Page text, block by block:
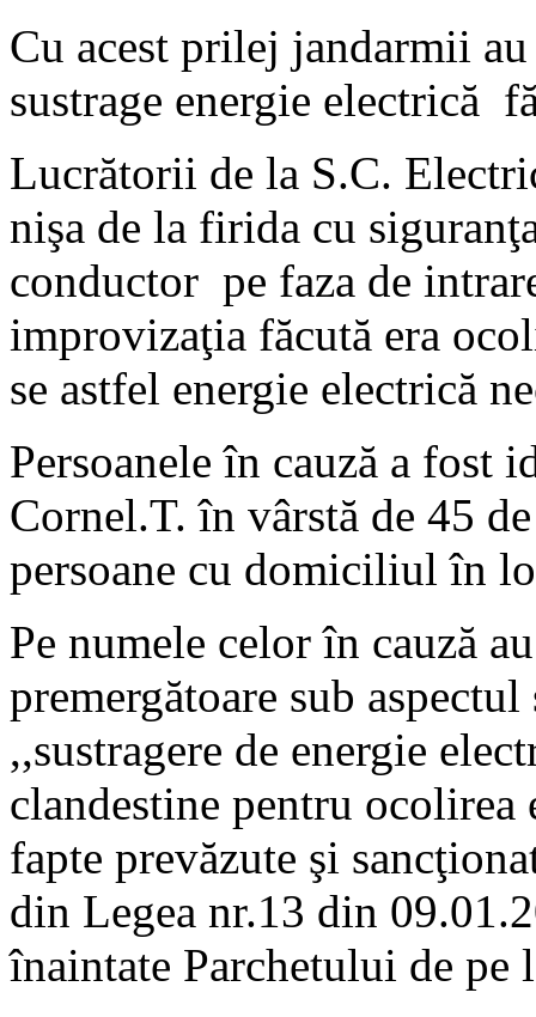
Cu acest prilej jandarmii
sustrage energie electrică
Lucrătorii de la S.C.
nişa de la firida cu
conductor pe faza de
improvizaţia făcută era
se astfel energie electrică
Persoanele în cauză a fost
Cornel.T. în vârstă de 45
persoane cu domiciliul în
Pe numele celor în cauză
premergătoare sub
,,sustragere de energie
clandestine pentru ocolirea
fapte prevăzute şi
din Legea nr.13 din
înaintate Parchetului de pe